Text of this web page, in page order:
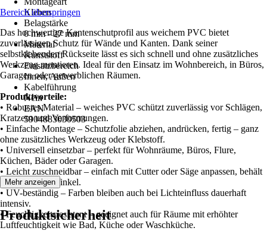
Kleben
Belagstärke
0 mm - 27 mm
Material
Kunststoff
Einsatzbereich
Innen, Außen
Kabelführung
Nein
EAN
5904883030503
Bereich überspringen
Das hochwertige Kantenschutprofil aus weichem PVC bietet
zuverlässigen Schutz für Wände und Kanten. Dank seiner
selbstklebenden Rückseite lässt es sich schnell und ohne zusätzliches
Werkzeug montieren. Ideal für den Einsatz im Wohnbereich, in Büros,
Garagen oder gewerblichen Räumen.
Produktvorteile:
• Robustes Material – weiches PVC schützt zuverlässig vor Schlägen,
Kratzern und Verformungen.
• Einfache Montage – Schutzfolie abziehen, andrücken, fertig – ganz
ohne zusätzliches Werkzeug oder Klebstoff.
• Universell einsetzbar – perfekt für Wohnräume, Büros, Flure,
Küchen, Bäder oder Garagen.
• Leicht zuschneidbar – einfach mit Cutter oder Säge anpassen, behält
sauberen 90°-Winkel.
• UV-beständig – Farben bleiben auch bei Lichteinfluss dauerhaft
intensiv.
• Feuchtigkeitsresistent – geeignet auch für Räume mit erhöhter
Luftfeuchtigkeit wie Bad, Küche oder Waschküche.
Mehr anzeigen
Produktsicherheit